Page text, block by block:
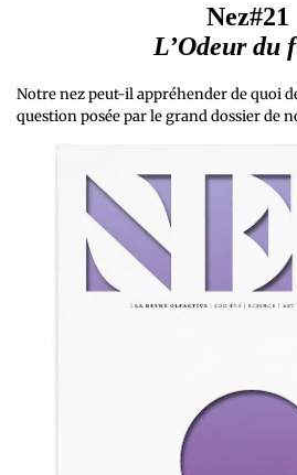
Nez#21
L’Odeur du
Notre nez peut-il appréhender de quoi
question posée par le grand dossier de